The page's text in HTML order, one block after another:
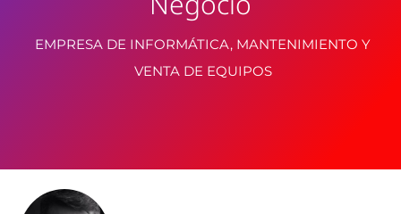
EMPRESA DE INFORMÁTICA, MANTENIMIENTO Y
VENTA DE EQUIPOS